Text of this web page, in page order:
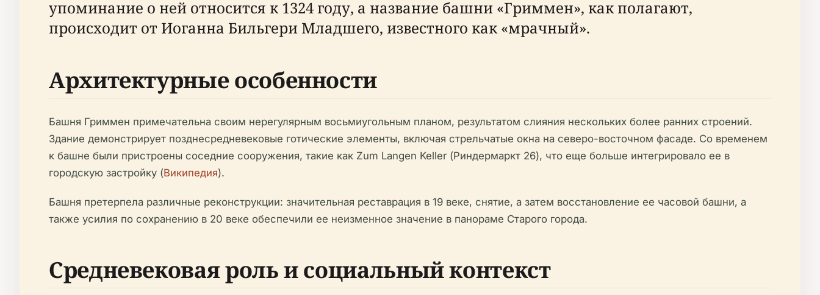
упоминание о ней относится к 1324 году, а название башни «Гриммен», как полагают,
происходит от Иоганна Бильгери Младшего, известного как «мрачный».
Архитектурные особенности
Башня Гриммен примечательна своим нерегулярным восьмиугольным планом, результатом слияния нескольких более ранних строений.
Здание демонстрирует позднесредневековые готические элементы, включая стрельчатые окна на северо-восточном фасаде. Со временем
к башне были пристроены соседние сооружения, такие как Zum Langen Keller (Риндермаркт 26), что еще больше интегрировало ее в
городскую застройку (Википедия).
Башня претерпела различные реконструкции: значительная реставрация в 19 веке, снятие, а затем восстановление ее часовой башни, а
также усилия по сохранению в 20 веке обеспечили ее неизменное значение в панораме Старого города.
Средневековая роль и социальный контекст